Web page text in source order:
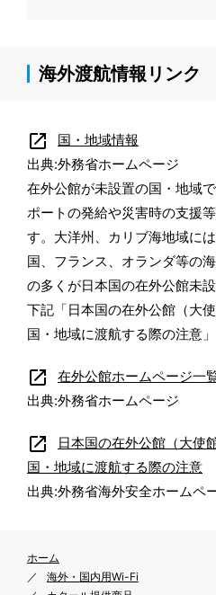
海外渡航情報リンク
open_in_new
国・地域情報
出典:外務省ホームページ
在外公館が未設置の国・地域
ポートの発給や災害時の支援
す。大洋州、カリブ海地域に
国、フランス、オランダ等の
の多くが日本国の在外公館未
下記「日本国の在外公館（大
国・地域に渡航する際の注意
open_in_new
在外公館ホームページ一
出典:外務省ホームページ
open_in_new
日本国の在外公館（大使
国・地域に渡航する際の注意
出典:外務省海外安全ホームペ
ホーム
海外・国内用Wi-Fi